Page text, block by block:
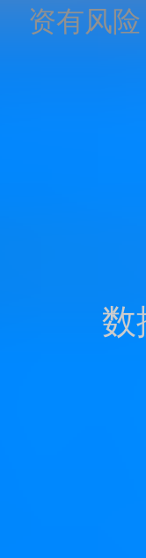
资有风
数